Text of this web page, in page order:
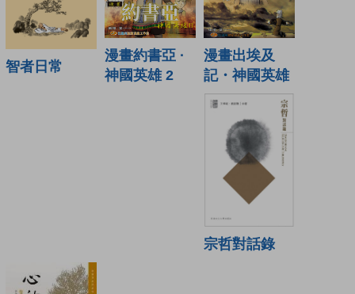
智者日常
漫畫約書亞 ·
神國英雄 2
漫畫出埃及
記・神國英雄
宗哲對話錄